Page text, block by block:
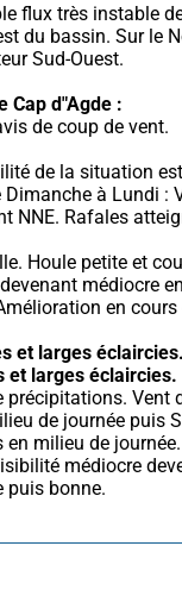
flux très instable
du bassin. Sur le
Sud-Ouest.
Cap d"Agde :
de coup de vent.
de la situation
Dimanche à Lundi :
NNE. Rafales
Houle petite et
médiocre
en cours
et larges éclaircies.
et larges éclaircies.
de journée puis
en milieu de
médiocre
puis bonne.